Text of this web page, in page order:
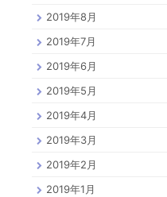
2019年8月
2019年7月
2019年6月
2019年5月
2019年4月
2019年3月
2019年2月
2019年1月